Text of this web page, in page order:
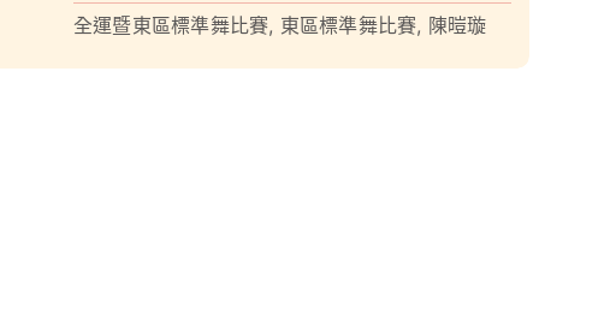
全運暨東區標準舞比賽, 東區標準舞比賽, 陳暟璇